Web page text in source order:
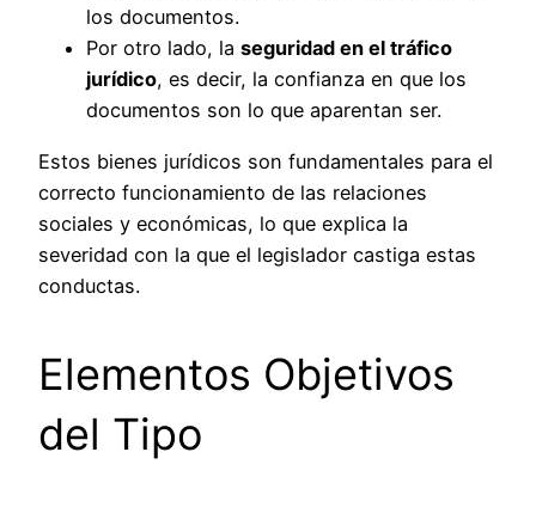
los documentos.
Por otro lado, la seguridad en el tráfico
jurídico, es decir, la confianza en que los
documentos son lo que aparentan ser.
Estos bienes jurídicos son fundamentales para el
correcto funcionamiento de las relaciones
sociales y económicas, lo que explica la
severidad con la que el legislador castiga estas
conductas.
Elementos Objetivos
del Tipo